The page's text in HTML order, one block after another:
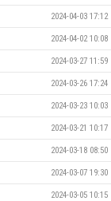
2024-04-03 17:12
2024-04-02 10:08
2024-03-27 11:59
2024-03-26 17:24
2024-03-23 10:03
2024-03-21 10:17
2024-03-18 08:50
2024-03-07 19:30
2024-03-05 10:15